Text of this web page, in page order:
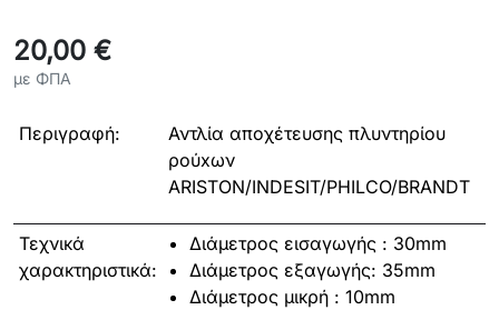
20,00 €
με ΦΠΑ
Περιγραφή:
Αντλία αποχέτευσης πλυντηρίου
ρούxων
ARISTON/INDESIT/PHILCO/BRANDT
Τεχνικά
χαρακτηριστικά:
Διάμετρος εισαγωγής : 30mm
Διάμετρος εξαγωγής: 35mm
Διάμετρος μικρή : 10mm